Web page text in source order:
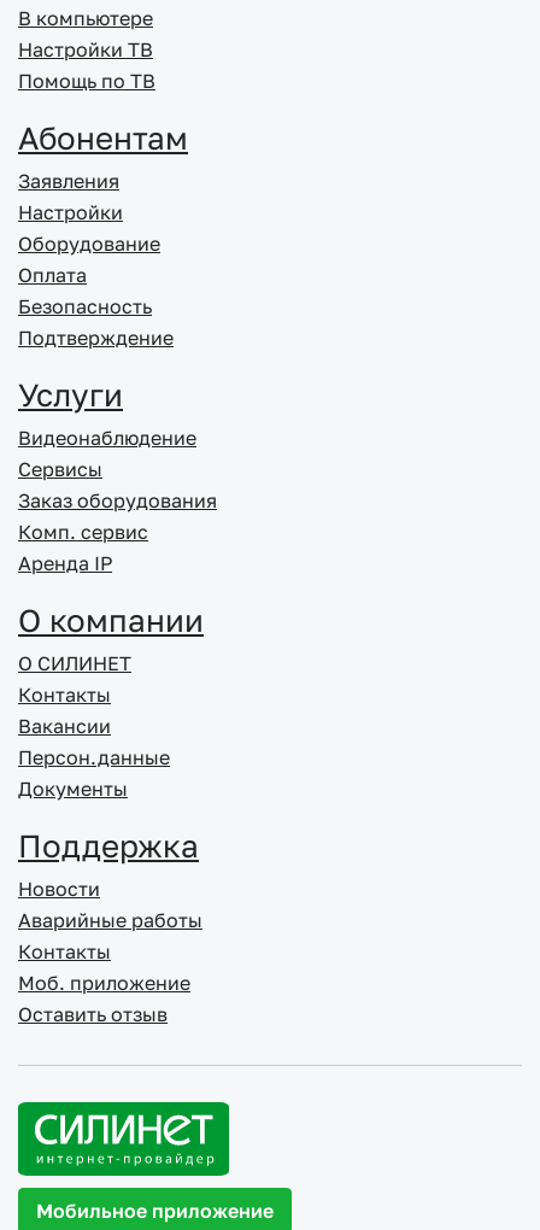
В компьютере
Настройки ТВ
Помощь по ТВ
Абонентам
Заявления
Настройки
Оборудование
Оплата
Безопасность
Подтверждение
Услуги
Видеонаблюдение
Сервисы
Заказ оборудования
Комп. сервис
Аренда IP
О компании
О СИЛИНЕТ
Контакты
Вакансии
Персон.данные
Документы
Поддержка
Новости
Аварийные работы
Контакты
Моб. приложение
Оставить отзыв
Мобильное приложение